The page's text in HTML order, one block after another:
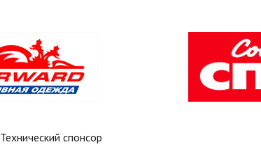
Технический спонсор